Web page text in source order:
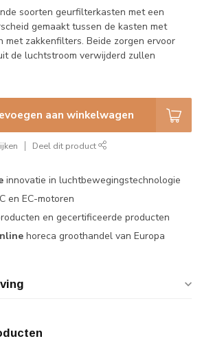
soorten geurfilterkasten met een
gemaakt tussen de kasten met
met zakkenfilters. Beide zorgen ervoor
de luchtstroom verwijderd zullen
aan winkelwagen
Deel dit product
innovatie in luchtbewegingstechnologie
en EC-motoren
en gecertificeerde producten
horeca groothandel van Europa